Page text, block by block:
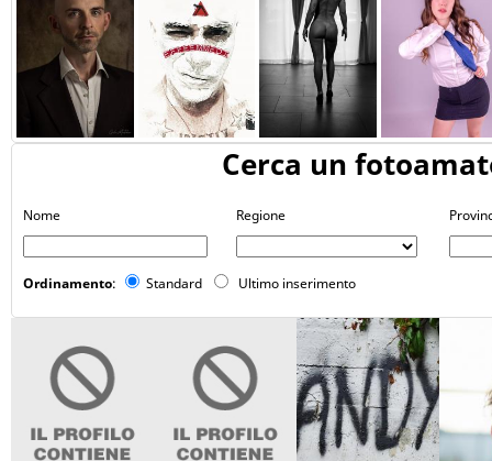
Cerca un
Nome Regione
Ordinamento: Standard Ultimo inserimento